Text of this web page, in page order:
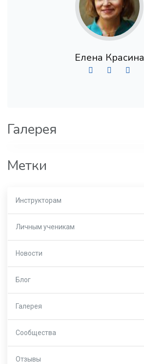
Елена Красина
Галерея
Метки
Инструкторам
Личным ученикам
Новости
Блог
Галерея
Сообщества
Отзывы